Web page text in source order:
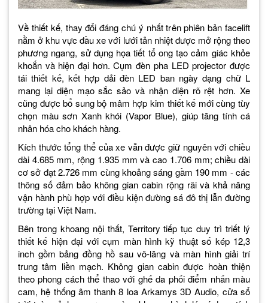
Về thiết kế, thay đổi đáng chú ý nhất trên phiên bản facelift
nằm ở khu vực đầu xe với lưới tản nhiệt được mở rộng theo
phương ngang, sử dụng họa tiết tổ ong tạo cảm giác khỏe
khoắn và hiện đại hơn. Cụm đèn pha LED projector được
tái thiết kế, kết hợp dải đèn LED ban ngày dạng chữ L
mang lại diện mạo sắc sảo và nhận diện rõ rệt hơn. Xe
cũng được bổ sung bộ mâm hợp kim thiết kế mới cùng tùy
chọn màu sơn Xanh khói (Vapor Blue), giúp tăng tính cá
nhân hóa cho khách hàng.
Kích thước tổng thể của xe vẫn được giữ nguyên với chiều
dài 4.685 mm, rộng 1.935 mm và cao 1.706 mm; chiều dài
cơ sở đạt 2.726 mm cùng khoảng sáng gầm 190 mm - các
thông số đảm bảo không gian cabin rộng rãi và khả năng
vận hành phù hợp với điều kiện đường sá đô thị lẫn đường
trường tại Việt Nam.
Bên trong khoang nội thất, Territory tiếp tục duy trì triết lý
thiết kế hiện đại với cụm màn hình kỹ thuật số kép 12,3
inch gồm bảng đồng hồ sau vô-lăng và màn hình giải trí
trung tâm liền mạch. Không gian cabin được hoàn thiện
theo phong cách thể thao với ghế da phối điểm nhấn màu
cam, hệ thống âm thanh 8 loa Arkamys 3D Audio, cửa sổ